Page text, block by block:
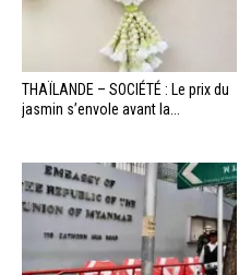
THAÏLANDE – SOCIÉTÉ : Le prix du
jasmin s’envole avant la...